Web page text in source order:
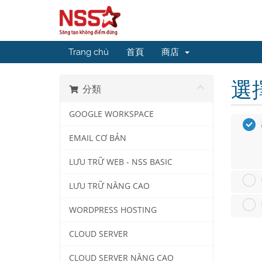
Trang chủ 首頁 商店
分類
GOOGLE WORKSPACE
EMAIL CƠ BẢN
LƯU TRỮ WEB - NSS BASIC
LƯU TRỮ NÂNG CAO
WORDPRESS HOSTING
CLOUD SERVER
CLOUD SERVER NÂNG CAO
選